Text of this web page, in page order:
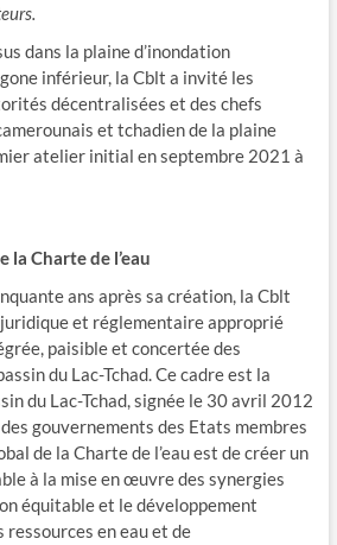
dans la plaine d’inondation
inférieur, la Cblt a invité les
décentralisées et des chefs
et tchadien de la plaine
atelier initial en septembre 2021 à
la Charte de l’eau
ans après sa création, la Cblt
juridique et réglementaire approprié
paisible et concertée des
du Lac-Tchad. Ce cadre est la
du Lac-Tchad, signée le 30 avril 2012
gouvernements des Etats membres
de la Charte de l’eau est de créer un
à la mise en œuvre des synergies
équitable et le développement
en eau et de